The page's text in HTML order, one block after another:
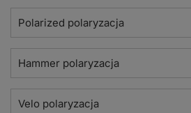
Polarized polaryzacja
Hammer polaryzacja
Velo polaryzacja